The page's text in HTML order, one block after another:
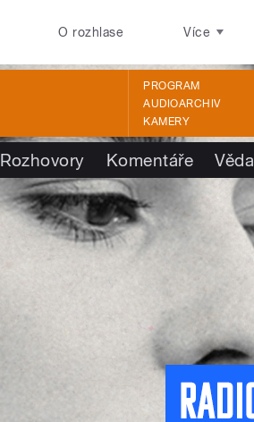
O rozhlase Více
PROGRAM
AUDIOARCHIV
KAMERY
Rozhovory Komentáře Věda